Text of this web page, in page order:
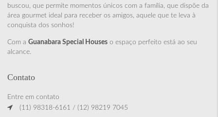
buscou, que permite momentos únicos com a família, que dispõe da
área gourmet ideal para receber os amigos, aquele que te leva à
conquista dos sonhos!
Com a Guanabara Special Houses o espaço perfeito está ao seu
alcance.
Contato
Entre em contato
(11) 98318-6161 / (12) 98219 7045